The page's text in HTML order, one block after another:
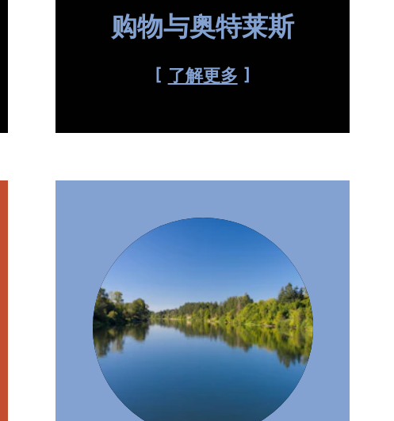
购物与奥特莱斯
了解更多